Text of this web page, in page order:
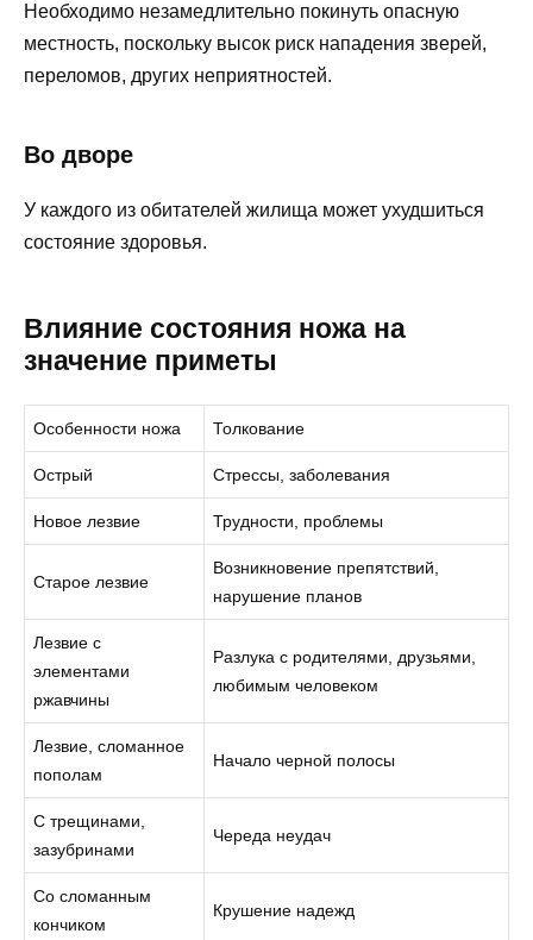
Необходимо незамедлительно покинуть опасную
местность, поскольку высок риск нападения зверей,
переломов, других неприятностей.
Во дворе
У каждого из обитателей жилища может ухудшиться
состояние здоровья.
Влияние состояния ножа на
значение приметы
Особенности ножа Толкование
Острый Стрессы, заболевания
Новое лезвие Трудности, проблемы
Старое лезвие
Возникновение препятствий,
нарушение планов
Лезвие с
элементами
ржавчины
Разлука с родителями, друзьями,
любимым человеком
Лезвие, сломанное
пополам
Начало черной полосы
С трещинами,
зазубринами
Череда неудач
Со сломанным
кончиком
Крушение надежд